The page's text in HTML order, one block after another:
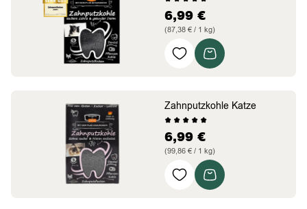
6,99 €
(87,38 € / 1 kg)
Zahnputzflocken mit
Kohle
Zahnputzkohle Katze
6,99 €
(99,86 € / 1 kg)
Zahnputzflocken mit
Kohle